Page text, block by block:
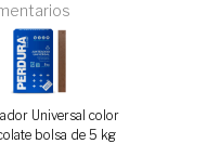
Universal color
bolsa de 5 kg